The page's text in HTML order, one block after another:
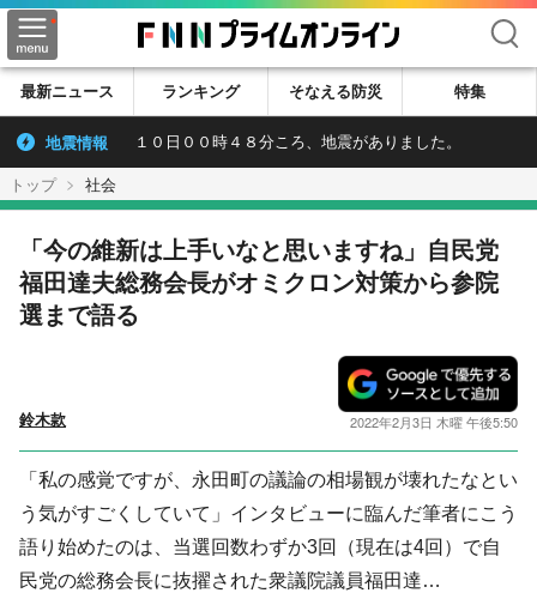
検索
最新ニュース ランキング そなえる防災 特集
地震情報 １０日００時４８分ころ、地震がありました。
トップ 社会
「今の維新は上手いなと思いますね」自民党
福田達夫総務会長がオミクロン対策から参院
選まで語る
鈴木款 2022年2月3日 木曜 午後5:50
「私の感覚ですが、永田町の議論の相場観が壊れたなとい
う気がすごくしていて」インタビューに臨んだ筆者にこう
語り始めたのは、当選回数わずか3回（現在は4回）で自
民党の総務会長に抜擢された衆議院議員福田達…